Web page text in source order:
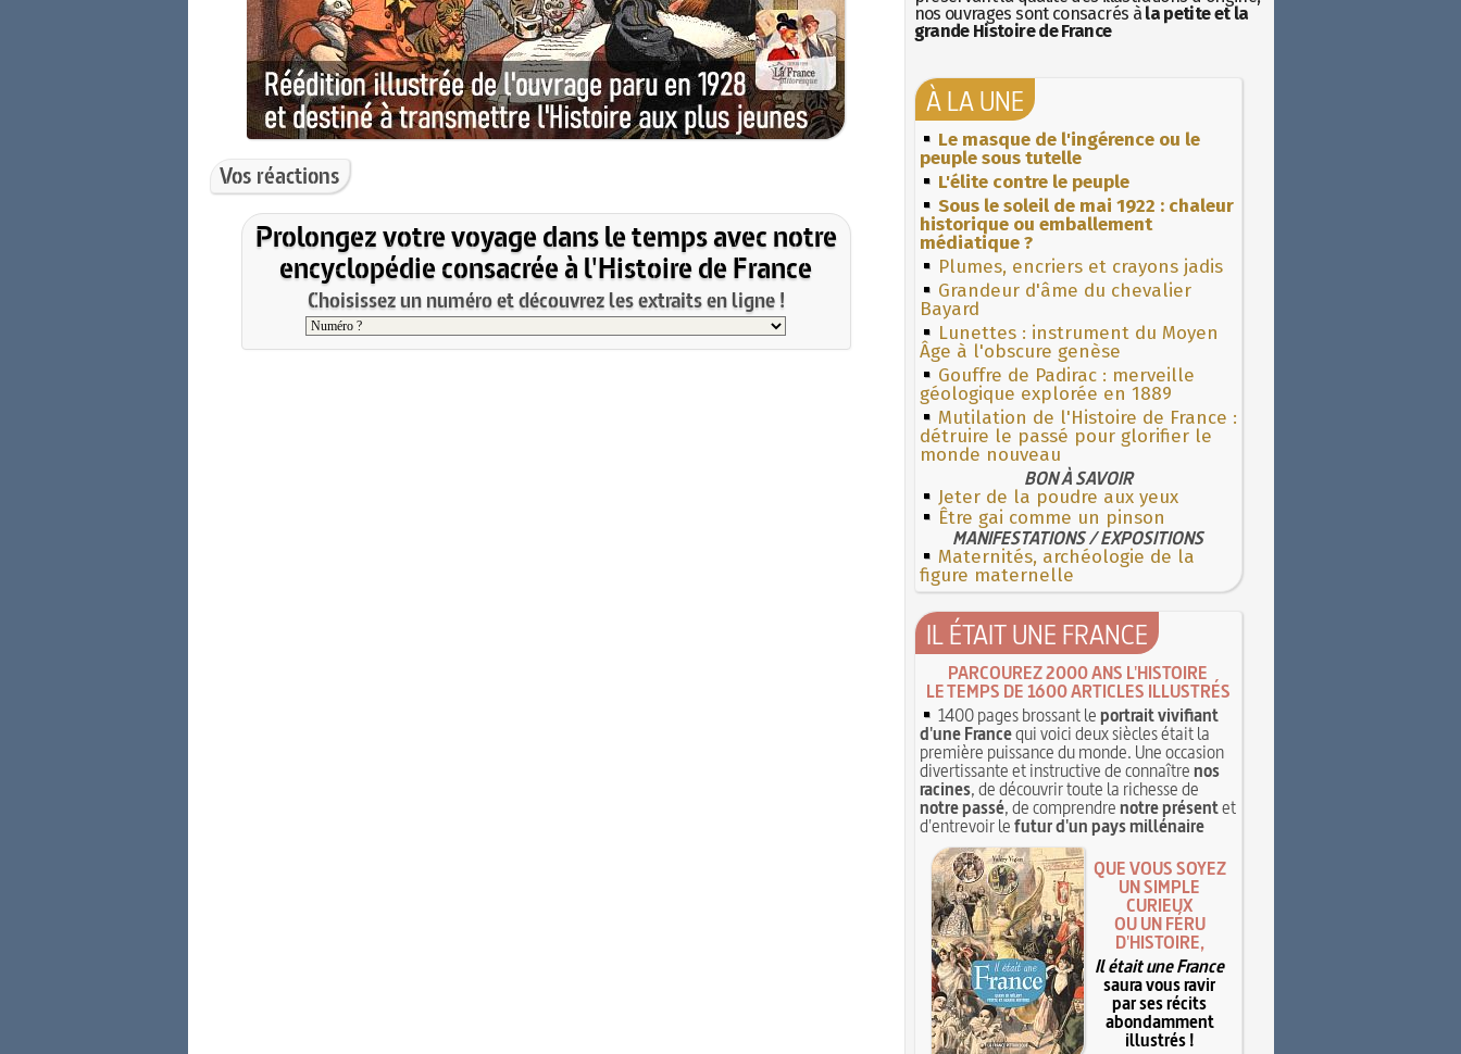
Vos réactions
Prolongez votre voyage dans le temps avec notre
encyclopédie consacrée à l'Histoire de France
Choisissez un numéro et découvrez les extraits en ligne !
nos ouvrages sont consacrés à la petite et la
grande Histoire de France
À LA UNE
Le masque de l'ingérence ou le
peuple sous tutelle
L'élite contre le peuple
Sous le soleil de mai 1922 : chaleur
historique ou emballement
médiatique ?
Plumes, encriers et crayons jadis
Grandeur d'âme du chevalier
Bayard
Lunettes : instrument du Moyen
Âge à l'obscure genèse
Gouffre de Padirac : merveille
géologique explorée en 1889
Mutilation de l'Histoire de France :
détruire le passé pour glorifier le
monde nouveau
BON À SAVOIR
Jeter de la poudre aux yeux
Être gai comme un pinson
MANIFESTATIONS / EXPOSITIONS
Maternités, archéologie de la
figure maternelle
IL ÉTAIT UNE FRANCE
PARCOUREZ 2000 ANS L'HISTOIRE
LE TEMPS DE 1600 ARTICLES ILLUSTRÉS
1400 pages brossant leportrait vivifiant
d'une Francequi voici deux siècles était la
première puissance du monde. Une occasion
divertissante et instructive de connaîtrenos
racines, de découvrir toute la richesse de
notre passé, de comprendrenotre présentet
d'entrevoir lefutur d'un pays millénaire
QUE VOUS SOYEZ
UN SIMPLE
CURIEUX
OU UN FÉRU
D'HISTOIRE,
Il était une France
saura vous ravir
par ses récits
abondamment
illustrés !